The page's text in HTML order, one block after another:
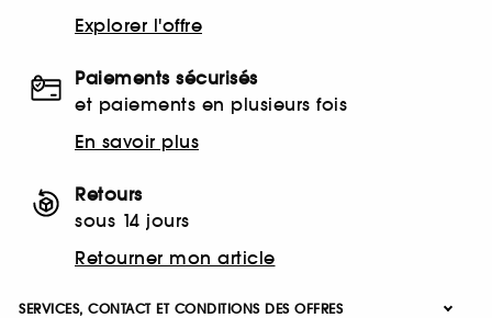
Explorer l'offre
Paiements sécurisés
et paiements en plusieurs fois
En savoir plus
Retours
sous 14 jours
Retourner mon article
SERVICES, CONTACT ET CONDITIONS DES OFFRES